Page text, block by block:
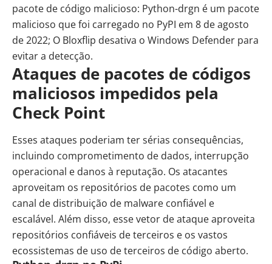
pacote de código malicioso: Python-drgn é um pacote
malicioso que foi carregado no PyPI em 8 de agosto
de 2022; O Bloxflip desativa o Windows Defender para
evitar a detecção.
Ataques de pacotes de códigos
maliciosos impedidos pela
Check Point
Esses ataques poderiam ter sérias consequências,
incluindo comprometimento de dados, interrupção
operacional e danos à reputação. Os atacantes
aproveitam os repositórios de pacotes como um
canal de distribuição de malware confiável e
escalável. Além disso, esse vetor de ataque aproveita
repositórios confiáveis de terceiros e os vastos
ecossistemas de uso de terceiros de código aberto.